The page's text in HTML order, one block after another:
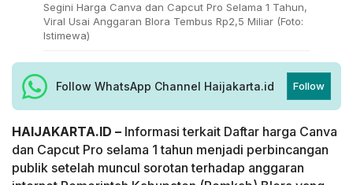
Segini Harga Canva dan Capcut Pro Selama 1 Tahun,
Viral Usai Anggaran Blora Tembus Rp2,5 Miliar (Foto:
Istimewa)
Follow WhatsApp Channel Haijakarta.id Follow
HAIJAKARTA.ID – Informasi terkait Daftar harga Canva
dan Capcut Pro selama 1 tahun menjadi perbincangan
publik setelah muncul sorotan terhadap anggaran